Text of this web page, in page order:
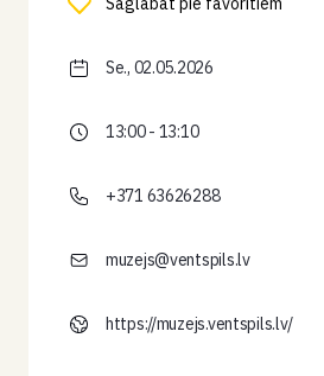
Se., 02.05.2026
13:00 - 13:10
+371 63626288
muzejs@ventspils.lv
https://muzejs.ventspils.lv/